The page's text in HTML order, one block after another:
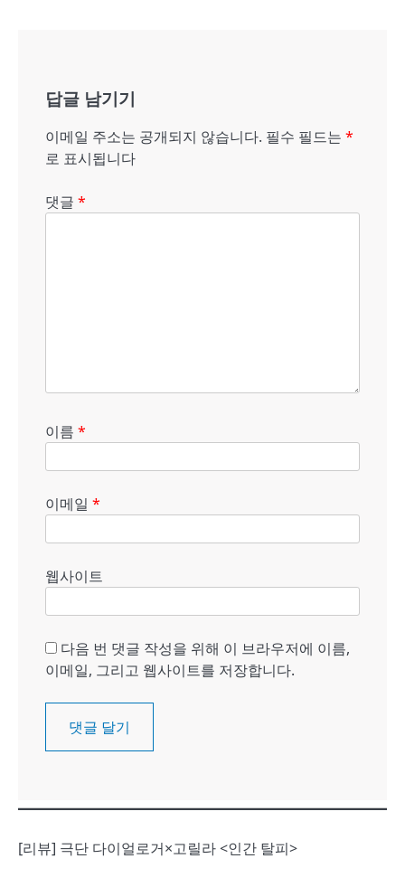
답글 남기기
이메일 주소는 공개되지 않습니다. 필수 필드는 *
로 표시됩니다
댓글 *
이름 *
이메일 *
웹사이트
다음 번 댓글 작성을 위해 이 브라우저에 이름,
이메일, 그리고 웹사이트를 저장합니다.
[리뷰] 극단 다이얼로거×고릴라 <인간 탈피>